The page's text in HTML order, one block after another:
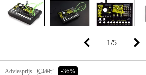
1/5
Adviesprijs € 349,- -36%